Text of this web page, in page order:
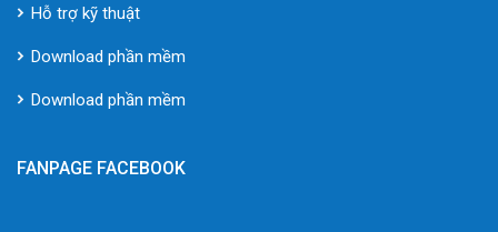
Hỗ trợ kỹ thuật
Download phần mềm
Download phần mềm
FANPAGE FACEBOOK